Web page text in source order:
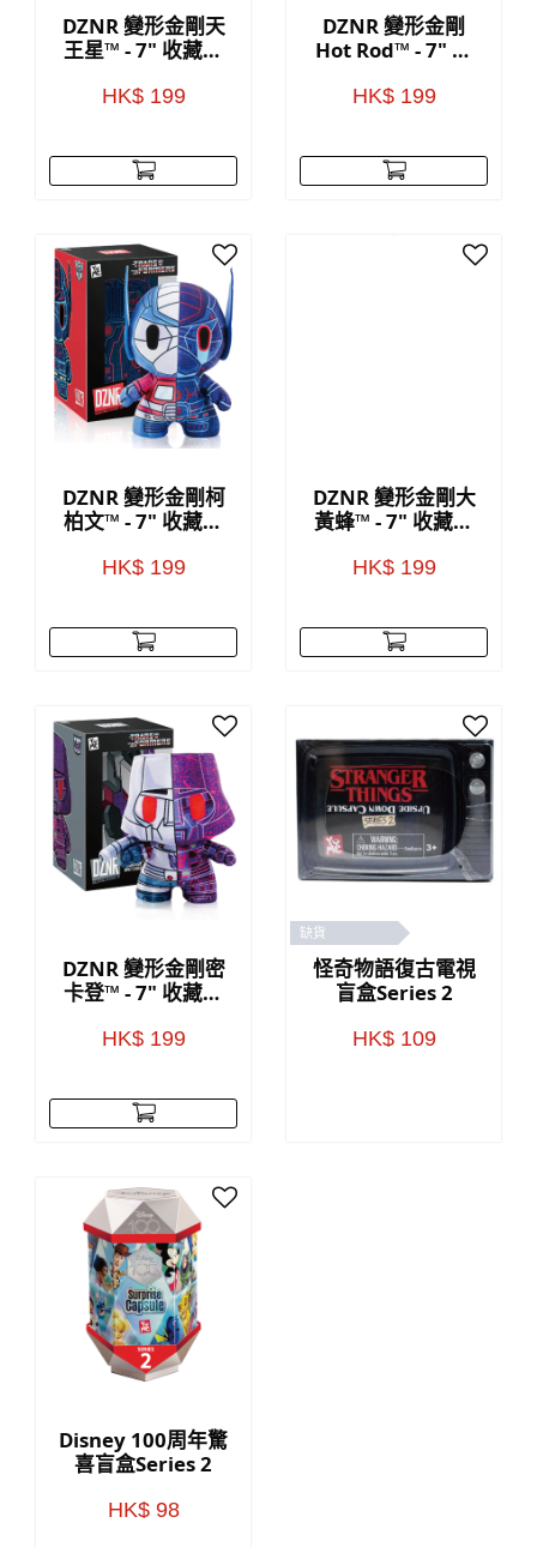
DZNR 變形金剛天
王星™ - 7" 收藏毛
HK$ 199
DZNR 變形金剛
Hot Rod™ - 7" 收
盒)
HK$ 199
DZNR 變形金剛柯
柏文™ - 7" 收藏毛
HK$ 199
DZNR 變形金剛大
黃蜂™ - 7" 收藏毛
HK$ 199
DZNR 變形金剛密
卡登™ - 7" 收藏毛
HK$ 199
缺貨
怪奇物語復古電視
盲盒Series 2
HK$ 109
Disney 100周年驚
喜盲盒Series 2
HK$ 98